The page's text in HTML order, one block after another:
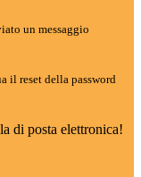
un messaggio
il reset della password
di posta elettronica!